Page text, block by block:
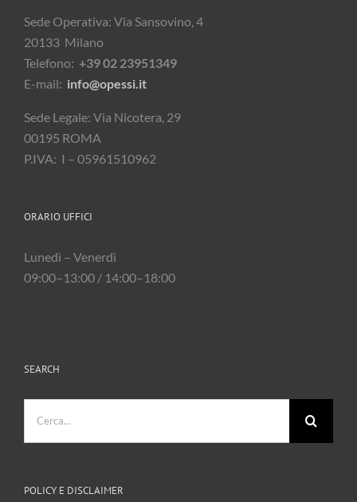
Sede Operativa: Via Sansovino, 4
20133 Milano
Telefono: +39 02 23951349
E-mail: info@opessi.it
Sede Legale: Via Nicotera, 29
00195 ROMA
P.IVA: I – 05961510962
ORARIO UFFICI
Lunedì – Venerdì
09:00–13:00 / 14:00–18:00
SEARCH
per:
POLICY E DISCLAIMER